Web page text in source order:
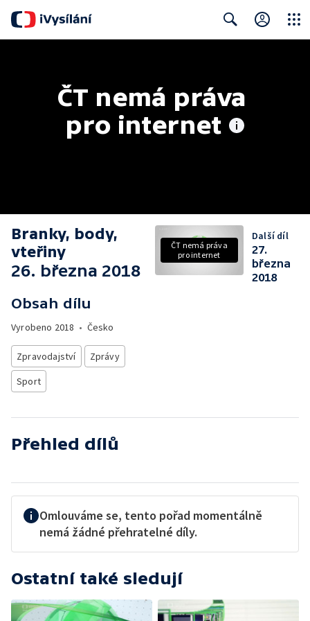
ČT nemá práva
pro internet
Branky, body,
vteřiny
26. března 2018
Obsah dílu
Vyrobeno 2018 • Česko
Zpravodajství
Zprávy
Sport
ČT nemá práva
pro internet
Další díl
27.
března
2018
Přehled dílů
Omlouváme se, tento pořad momentálně
nemá žádné přehratelné díly.
Ostatní také sledují